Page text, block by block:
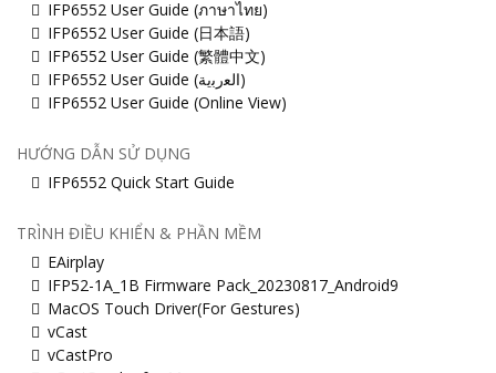
IFP6552 User Guide (ภาษาไทย)
IFP6552 User Guide (日本語)
IFP6552 User Guide (繁體中文)
IFP6552 User Guide (ﺍﻟﻌﺭﺑﻳﺔ)
IFP6552 User Guide (Online View)
HƯỚNG DẪN SỬ DỤNG
IFP6552 Quick Start Guide
TRÌNH ĐIỀU KHIỂN & PHẦN MỀM
EAirplay
IFP52-1A_1B Firmware Pack_20230817_Android9
MacOS Touch Driver(For Gestures)
vCast
vCastPro